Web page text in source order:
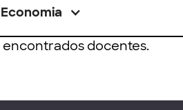
Economia
encontrados docentes.